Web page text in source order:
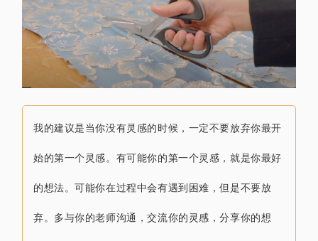
我的建议是当你没有灵感的时候，一定不要放弃你最开
始的第一个灵感。 有可能你的第一个灵感，就是你最好
的想法。可能你在过程中会有遇到困难，但是不要放
弃。 多与你的老师沟通，交流你的灵感，分享你的想